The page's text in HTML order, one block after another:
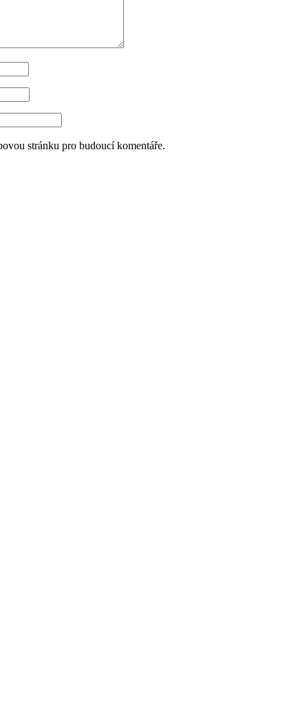
stránku pro budoucí komentáře.